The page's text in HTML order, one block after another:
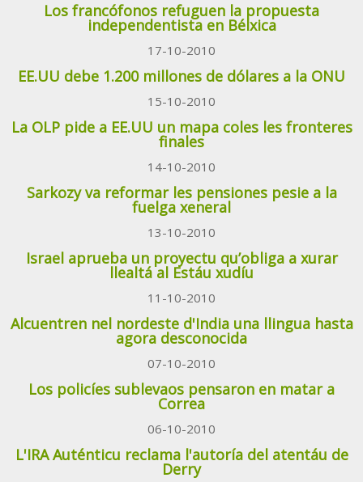
Los francófonos refuguen la propuesta
independentista en Bélxica
17-10-2010
EE.UU debe 1.200 millones de dólares a la ONU
15-10-2010
La OLP pide a EE.UU un mapa coles les fronteres
finales
14-10-2010
Sarkozy va reformar les pensiones pesie a la
fuelga xeneral
13-10-2010
Israel aprueba un proyectu qu’obliga a xurar
llealtá al Estáu xudíu
11-10-2010
Alcuentren nel nordeste d'India una llingua hasta
agora desconocida
07-10-2010
Los policíes sublevaos pensaron en matar a
Correa
06-10-2010
L'IRA Auténticu reclama l'autoría del atentáu de
Derry